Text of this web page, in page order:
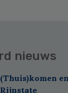
nieuws
(Thuis)komen
Rijnstate